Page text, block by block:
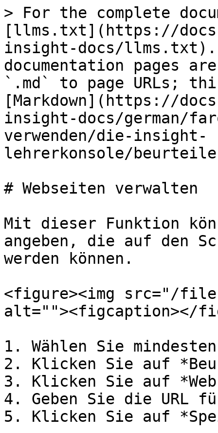
> For the complete
[llms.txt](https://
insight-docs/llms.txt).
documentation pages
`.md` to page URLs;
[Markdown](https://
insight-docs/german/
verwenden/die-insight-
lehrerkonsole/
# Webseiten verwalten
Mit dieser Funktion
angeben, die auf den
werden können.
<figure><img src="/files/
alt=""><figcaption></
1. Wählen Sie
2. Klicken Sie auf
3. Klicken Sie auf
4. Geben Sie die URL
5. Klicken Sie auf